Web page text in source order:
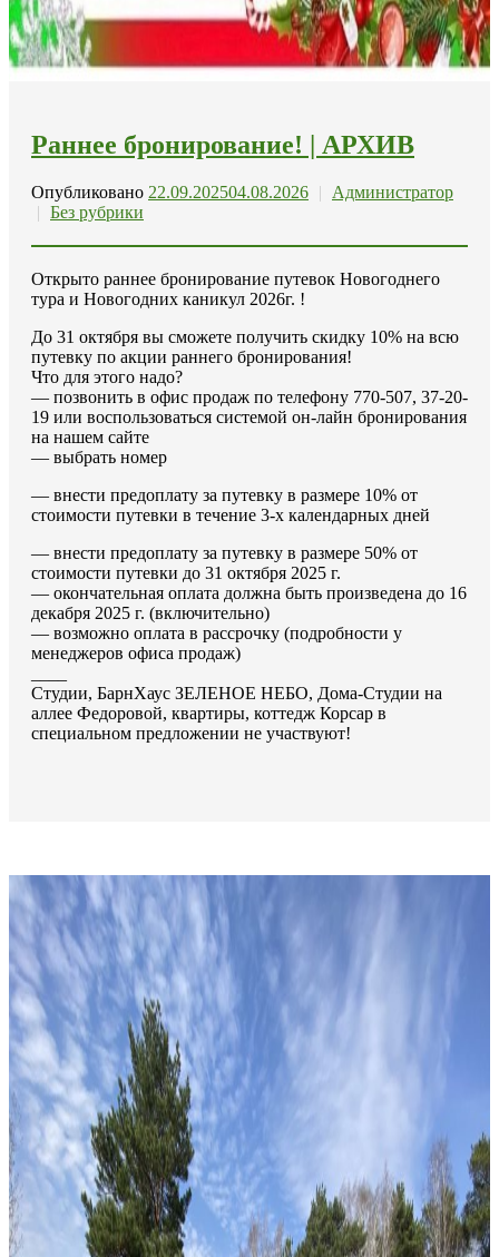
Раннее бронирование! | АРХИВ
Опубликовано 22.09.202504.08.2026 |
Администратор
| Без рубрики
Открыто раннее бронирование путевок Новогоднего
тура и Новогодних каникул 2026г. !
До 31 октября вы сможете получить скидку 10% на всю
путевку по акции раннего бронирования!
Что для этого надо?
— позвонить в офис продаж по телефону 770-507, 37-20-
19 или воспользоваться системой он-лайн бронирования
на нашем сайте
— выбрать номер
— внести предоплату за путевку в размере 10% от
стоимости путевки в течение 3-х календарных дней
— внести предоплату за путевку в размере 50% от
стоимости путевки до 31 октября 2025 г.
— окончательная оплата должна быть произведена до 16
декабря 2025 г. (включительно)
— возможно оплата в рассрочку (подробности у
менеджеров офиса продаж)
Студии, БарнХаус ЗЕЛЕНОЕ НЕБО, Дома-Студии на
аллее Федоровой, квартиры, коттедж Корсар в
специальном предложении не участвуют!